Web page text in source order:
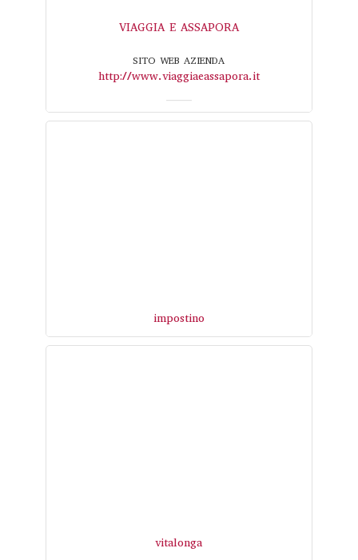
VIAGGIA E ASSAPORA
SITO WEB AZIENDA
http://www.viaggiaeassapora.it
impostino
vitalonga